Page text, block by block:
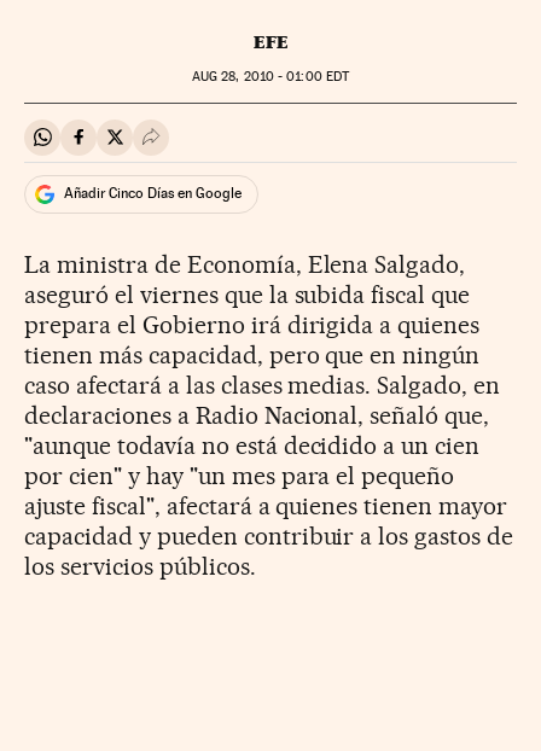
EFE
AUG 28, 2010 - 01:00EDT
Compartir en Whatsapp
Compartir en Facebook
Compartir en Twitter
Desplegar Redes Sociales
Añadir Cinco Días en Google
La ministra de Economía, Elena Salgado,
aseguró el viernes que la subida fiscal que
prepara el Gobierno irá dirigida a quienes
tienen más capacidad, pero que en ningún
caso afectará a las clases medias. Salgado, en
declaraciones a Radio Nacional, señaló que,
"aunque todavía no está decidido a un cien
por cien" y hay "un mes para el pequeño
ajuste fiscal", afectará a quienes tienen mayor
capacidad y pueden contribuir a los gastos de
los servicios públicos.